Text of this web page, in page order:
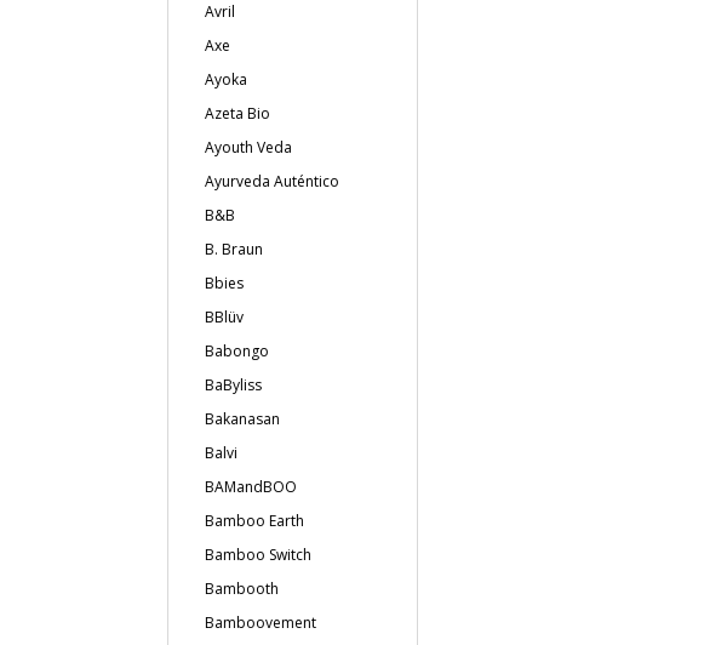
Avril
Axe
Ayoka
Azeta Bio
Ayouth Veda
Ayurveda Auténtico
B&B
B. Braun
Bbies
BBlüv
Babongo
BaByliss
Bakanasan
Balvi
BAMandBOO
Bamboo Earth
Bamboo Switch
Bambooth
Bamboovement